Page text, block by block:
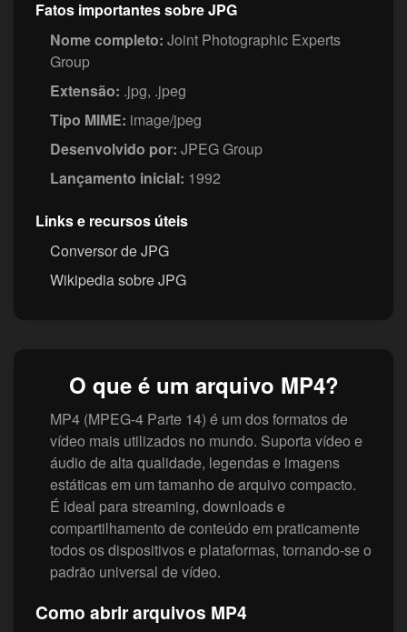
Fatos importantes sobre JPG
Nome completo: Joint Photographic Experts
Group
Extensão: .jpg, .jpeg
Tipo MIME: image/jpeg
Desenvolvido por: JPEG Group
Lançamento inicial: 1992
Links e recursos úteis
Conversor de JPG
Wikipedia sobre JPG
O que é um arquivo MP4?
MP4 (MPEG-4 Parte 14) é um dos formatos de
vídeo mais utilizados no mundo. Suporta vídeo e
áudio de alta qualidade, legendas e imagens
estáticas em um tamanho de arquivo compacto.
É ideal para streaming, downloads e
compartilhamento de conteúdo em praticamente
todos os dispositivos e plataformas, tornando-se o
padrão universal de vídeo.
Como abrir arquivos MP4